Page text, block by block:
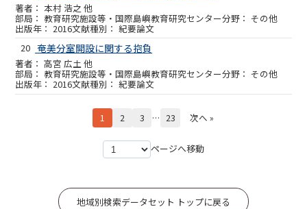
本村 浩之 他
教育研究施設等・国際島嶼教育研究センター その他
2016
紀要論文
20 奄美分室開設に関する抱負
高宮 広土 他
教育研究施設等・国際島嶼教育研究センター その他
2016 紀要論文
1 2 3 … 23 次へ »
ページへ移動
地域別検索データセット トップに戻る